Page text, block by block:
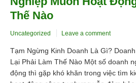
Thế Nào
Uncategorized Leave a comment
Tạm Ngừng Kinh Doanh Là Gì?
Lại Phải Làm Thế Nào Một số doanh
động thì gặp khó khăn trong việc tìm